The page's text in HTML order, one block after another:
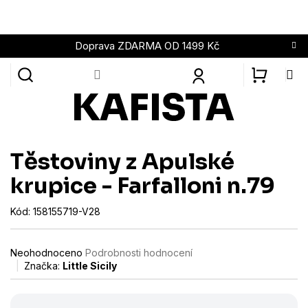
obsah
Doprava ZDARMA OD 1499 Kč
Těstoviny z Apulské
krupice - Farfalloni n.79
Kód: 158155719-V28
Průměrné
hodnocení
produktu
Neohodnoceno Podrobnosti hodnocení
Značka: Little Sicily